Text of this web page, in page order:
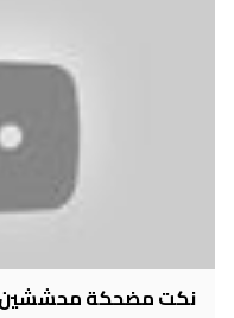
نكت مضحكة محششين